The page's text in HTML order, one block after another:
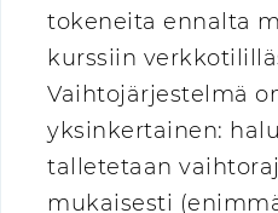
tokeneita ennalta
kurssiin
Vaihtojärjestelmä
yksinkertainen:
talletetaan
mukaisesti